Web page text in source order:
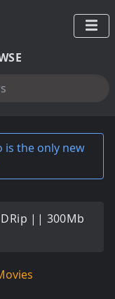
is the only new
|| 300Mb